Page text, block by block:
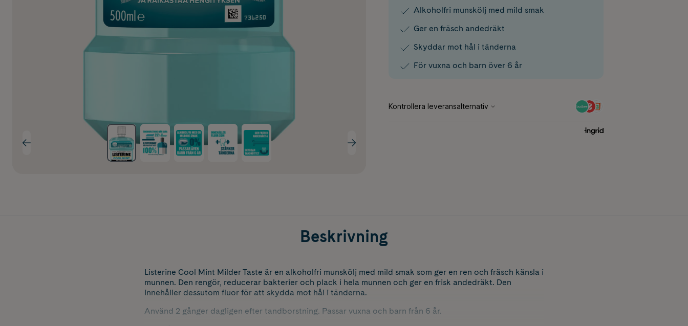
Alkoholfri munskölj med mild smak
Ger en fräsch andedräkt
Skyddar mot hål i tänderna
För vuxna och barn över 6 år
Beskrivning
Listerine Cool Mint Milder Taste är en alkoholfri munskölj med mild smak som ger en ren och fräsch känsla i
munnen. Den rengör, reducerar bakterier och plack i hela munnen och ger en frisk andedräkt. Den
innehåller dessutom fluor för att skydda mot hål i tänderna.
Använd 2 gånger dagligen efter tandborstning. Passar vuxna och barn från 6 år.